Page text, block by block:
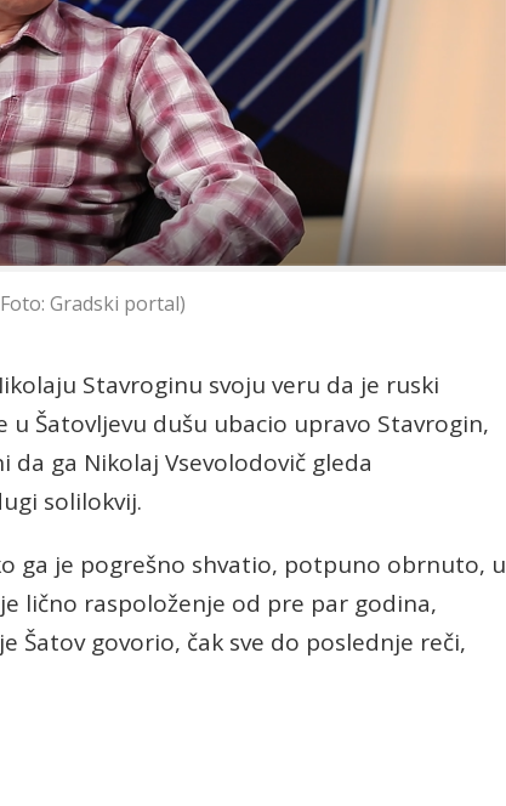
Gradski portal)
Stavroginu svoju veru da je ruski
u Šatovljevu dušu ubacio upravo Stavrogin,
ga Nikolaj Vsevolodovič gleda
solilokvij.
ga je pogrešno shvatio, potpuno obrnuto, u
lično raspoloženje od pre par godina,
Šatov govorio, čak sve do poslednje reči,